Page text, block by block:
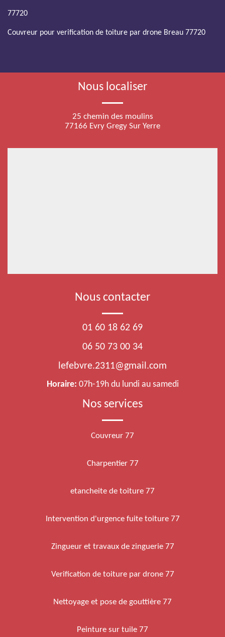
77720
Couvreur pour verification de toiture par drone Breau 77720
Nous localiser
25 chemin des moulins
77166 Evry Gregy Sur Yerre
Nous contacter
01 60 18 62 69
06 50 73 00 34
lefebvre.2311@gmail.com
Horaire: 07h-19h du lundi au samedi
Nos services
Couvreur 77
Charpentier 77
etancheite de toiture 77
Intervention d'urgence fuite toiture 77
Zingueur et travaux de zinguerie 77
Verification de toiture par drone 77
Nettoyage et pose de gouttière 77
Peinture sur tuile 77